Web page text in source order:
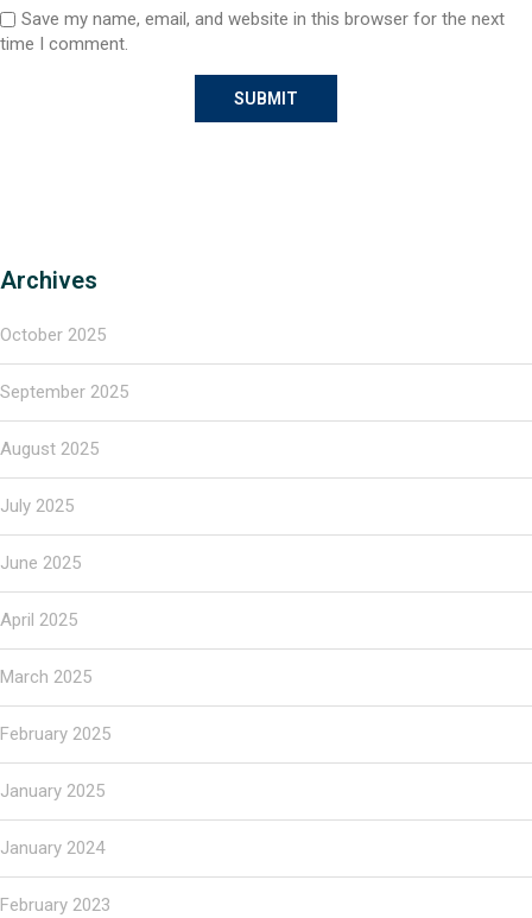
Save my name, email, and website in this browser for the next
time I comment.
Archives
October 2025
September 2025
August 2025
July 2025
June 2025
April 2025
March 2025
February 2025
January 2025
January 2024
February 2023